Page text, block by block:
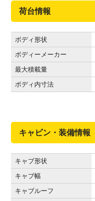
荷台情報
ボディ形状
ボディーメーカー
最大積載量
ボディ内寸法
キャビン・装備情報
キャブ形状
キャブ幅
キャブルーフ